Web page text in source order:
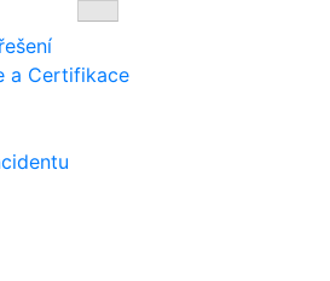
Toggle navigation
a Certifikace